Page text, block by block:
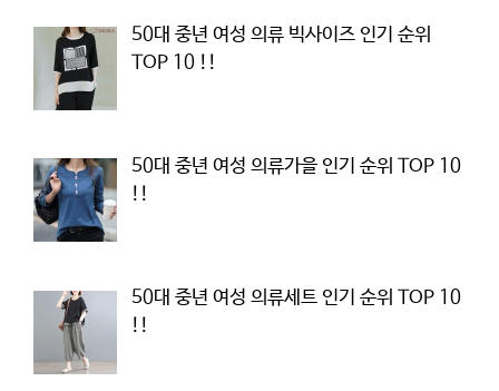
50대 중년 여성 의류 빅사이즈 인기 순위
TOP 10 !!
50대 중년 여성 의류가을 인기 순위 TOP 10
!!
50대 중년 여성 의류세트 인기 순위 TOP 10
!!